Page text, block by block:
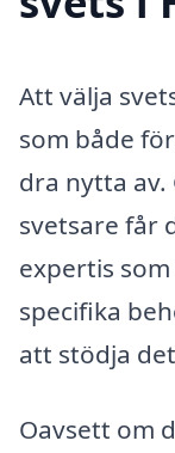
Att välja
som både
dra nytta av.
svetsare får
expertis
specifika
att stödja
Oavsett om